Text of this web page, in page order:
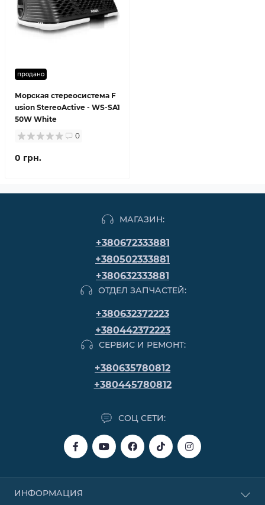
продано
Морская стереосистема F
usion StereoActive - WS-SA1
50W White
0
0 грн.
МАГАЗИН:
+380672333881
+380502333881
+380632333881
ОТДЕЛ ЗАПЧАСТЕЙ:
+380632372223
+380442372223
СЕРВИС И РЕМОНТ:
+380635780812
+380445780812
СОЦ СЕТИ:
ИНФОРМАЦИЯ